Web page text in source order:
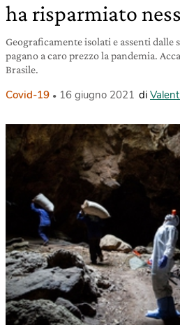
ha risparmiato
Geograficamente isolati e assenti
pagano a caro prezzo la pandemia.
Brasile.
Covid-19 16 giugno 2021 di